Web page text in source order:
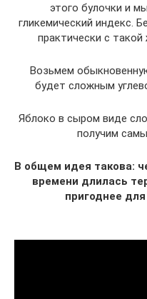
этого булочки и
гликемический индекс.
практически с
Возьмем
будет сложным
Яблоко в сыром виде
получим
В общем идея такова:
времени длилась
пригоднее